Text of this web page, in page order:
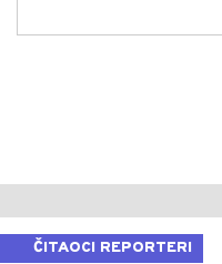
ČITAOCI REPORTERI